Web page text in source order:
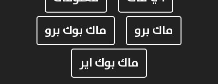
ماك برو
ماك بوك برو
ماك بوك اير